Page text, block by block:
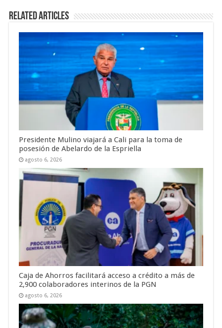
Related Articles
Presidente Mulino viajará a Cali para la toma de
posesión de Abelardo de la Espriella
agosto 6, 2026
Caja de Ahorros facilitará acceso a crédito a más de
2,900 colaboradores interinos de la PGN
agosto 6, 2026